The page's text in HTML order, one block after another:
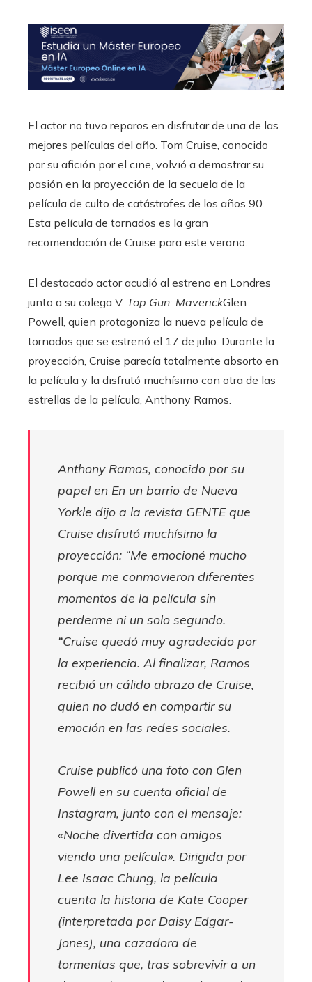
El actor no tuvo reparos en disfrutar de una de las
mejores películas del año. Tom Cruise, conocido
por su afición por el cine, volvió a demostrar su
pasión en la proyección de la secuela de la
película de culto de catástrofes de los años 90.
Esta película de tornados es la gran
recomendación de Cruise para este verano.
El destacado actor acudió al estreno en Londres
junto a su colega V. Top Gun: MaverickGlen
Powell, quien protagoniza la nueva película de
tornados que se estrenó el 17 de julio. Durante la
proyección, Cruise parecía totalmente absorto en
la película y la disfrutó muchísimo con otra de las
estrellas de la película, Anthony Ramos.
Anthony Ramos, conocido por su
papel en En un barrio de Nueva
Yorkle dijo a la revista GENTEque
Cruise disfrutó muchísimo la
proyección: “Me emocioné mucho
porque me conmovieron diferentes
momentos de la película sin
perderme ni un solo segundo.
“Cruise quedó muy agradecido por
la experiencia. Al finalizar, Ramos
recibió un cálido abrazo de Cruise,
quien no dudó en compartir su
emoción en las redes sociales.
Cruise publicó una foto con Glen
Powell en su cuenta oficial de
Instagram, junto con el mensaje:
«Noche divertida con amigos
viendo una película». Dirigida por
Lee Isaac Chung, la película
cuenta la historia de Kate Cooper
(interpretada por Daisy Edgar-
Jones), una cazadora de
tormentas que, tras sobrevivir a un